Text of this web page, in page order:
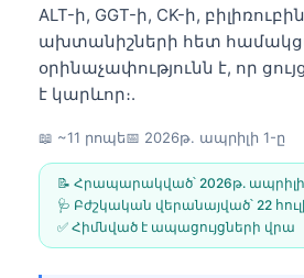
ALT-ի, GGT-ի, CK-ի,
ախտանիշների հետ
օրինաչափությունն է, որ
է կարևոր։.
📖 ~11 րոպե📅 2026թ. ապրիլի 1-ը
📝 Հրապարակված՝ 2026թ.
🩺 Բժշկական վերանայված՝ 22
✅ Հիմնված է ապացույցների վրա